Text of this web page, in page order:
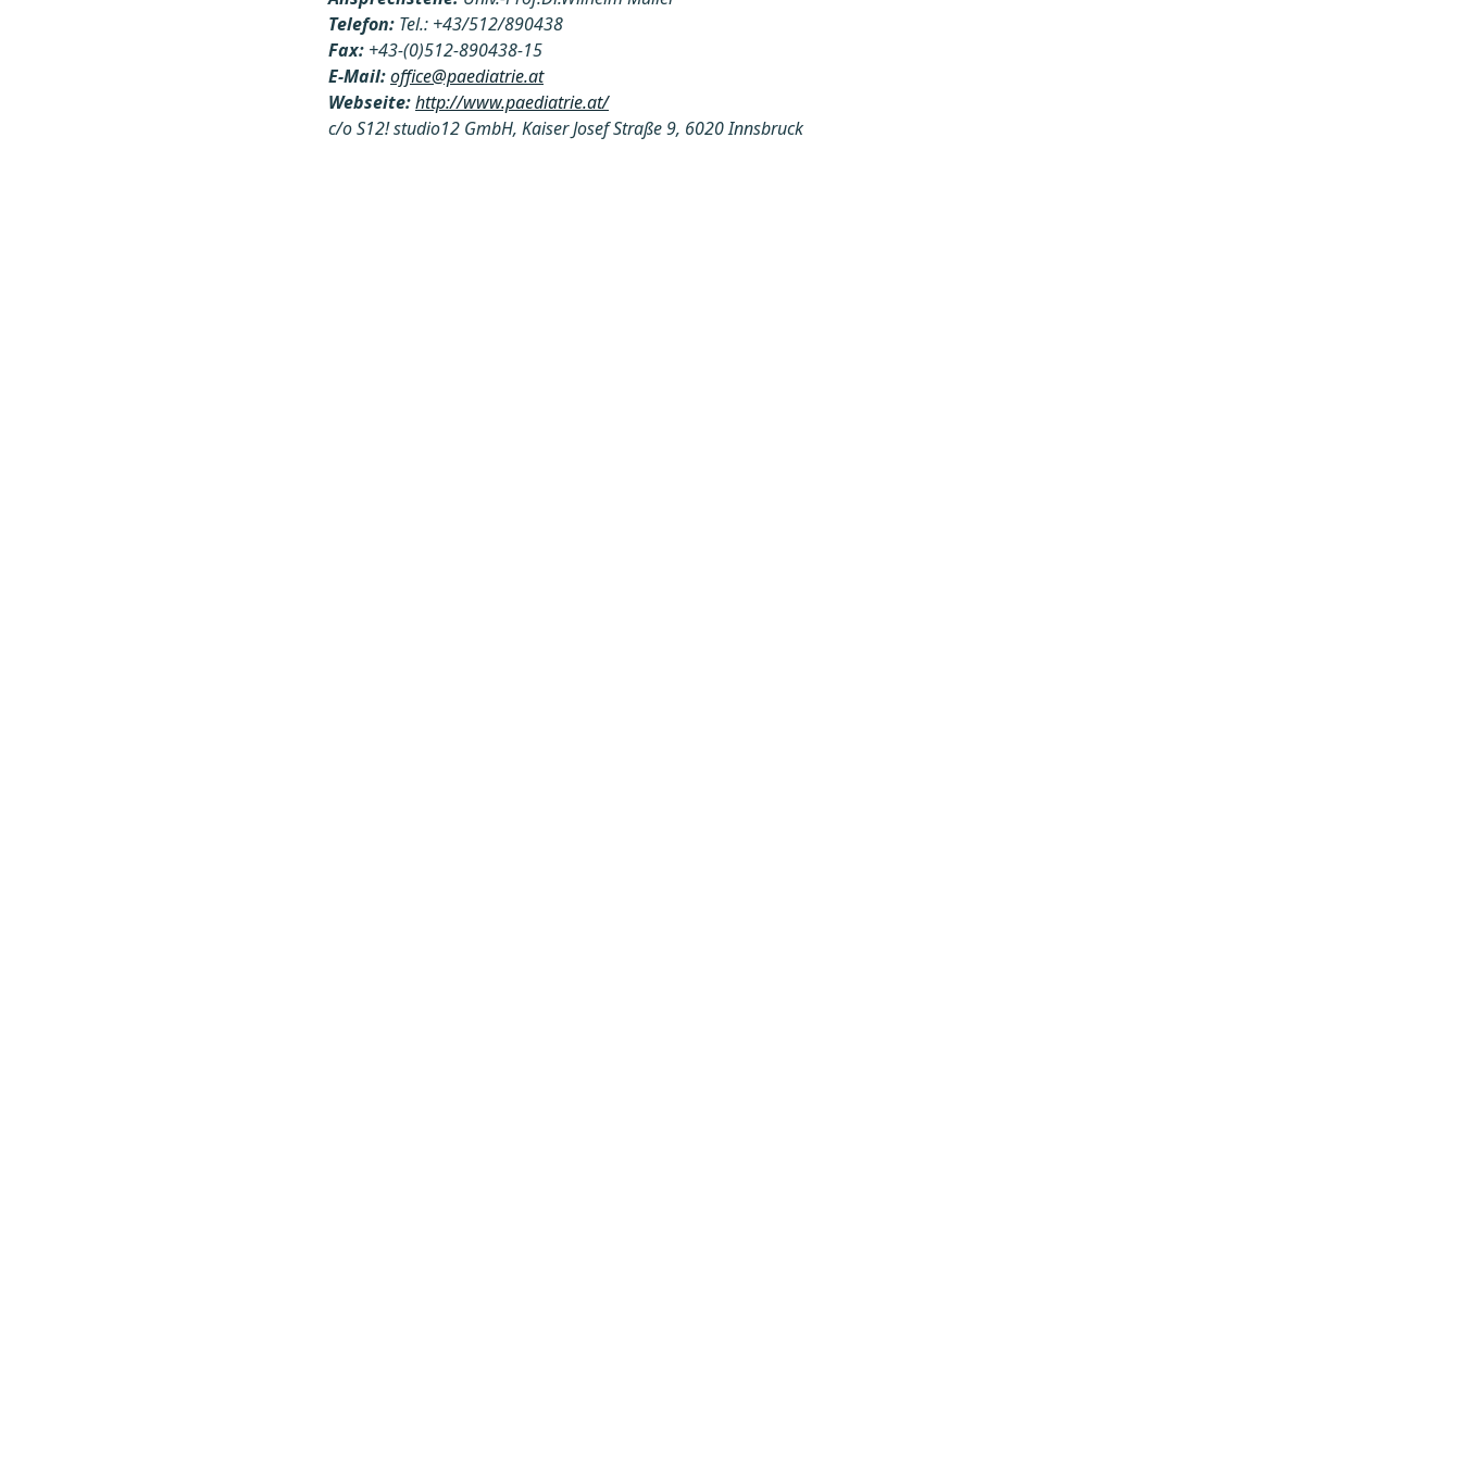
Telefon: Tel.: +43/512/890438
Fax: +43-(0)512-890438-15
E-Mail:office@paediatrie.at
Webseite:http://www.paediatrie.at/
c/o S12! studio12 GmbH, Kaiser Josef Straße 9, 6020 Innsbruck